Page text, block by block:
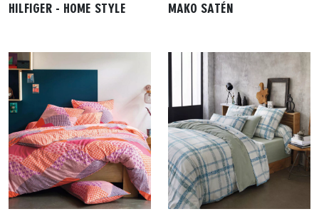
HILFIGER - HOME STYLE
MAKO SATÉN